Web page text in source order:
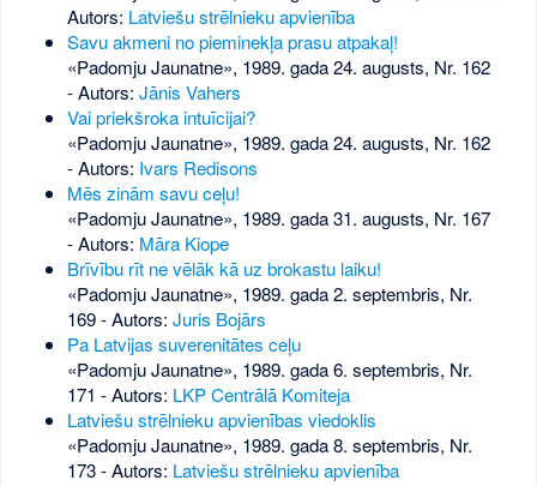
Autors: Latviešu strēlnieku apvienība
Savu akmeni no pieminekļa prasu atpakaļ!
«Padomju Jaunatne», 1989. gada 24. augusts, Nr. 162
- Autors: Jānis Vahers
Vai priekšroka intuīcijai?
«Padomju Jaunatne», 1989. gada 24. augusts, Nr. 162
- Autors: Ivars Redisons
Mēs zinām savu ceļu!
«Padomju Jaunatne», 1989. gada 31. augusts, Nr. 167
- Autors: Māra Kiope
Brīvību rīt ne vēlāk kā uz brokastu laiku!
«Padomju Jaunatne», 1989. gada 2. septembris, Nr.
169- Autors: Juris Bojārs
Pa Latvijas suverenitātes ceļu
«Padomju Jaunatne», 1989. gada 6. septembris, Nr.
171 - Autors: LKP Centrālā Komiteja
Latviešu strēlnieku apvienības viedoklis
«Padomju Jaunatne», 1989. gada 8. septembris, Nr.
173- Autors: Latviešu strēlnieku apvienība